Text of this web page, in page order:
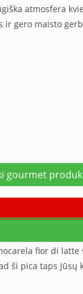
atmosfera
ir gero maisto
gourmet
fior di latte
ši pica taps Jūsų